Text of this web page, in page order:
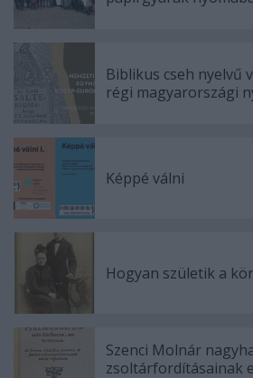
Biblikus cseh nyelvű
régi magyarországi
Képpé válni
Hogyan születik a
Szenci Molnár
zsoltárfordításainak